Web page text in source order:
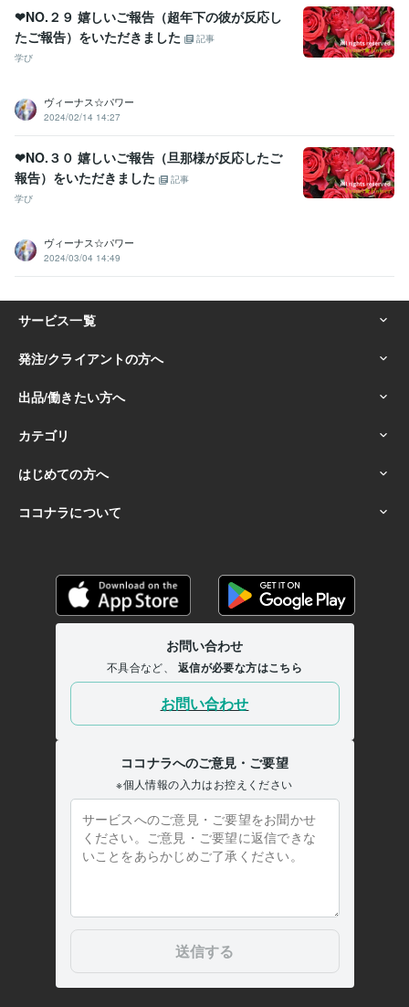
❤NO.２９ 嬉しいご報告（超年下の彼が反応し
たご報告）をいただきました
記事
学び
ヴィーナス☆パワー
2024/02/14 14:27
❤NO.３０ 嬉しいご報告（旦那様が反応したご
報告）をいただきました
記事
学び
ヴィーナス☆パワー
2024/03/04 14:49